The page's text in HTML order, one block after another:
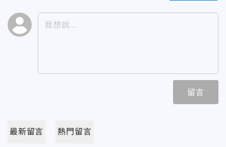
留言
最新留言 熱門留言